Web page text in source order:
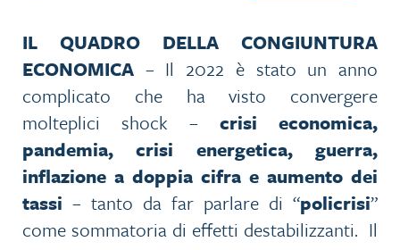
IL QUADRO DELLA CONGIUNTURA
ECONOMICA – Il 2022 è stato un anno
complicato che ha visto convergere
molteplici shock – crisi economica,
pandemia, crisi energetica, guerra,
inflazione a doppia cifra e aumento dei
tassi – tanto da far parlare di “policrisi”
come sommatoria di effetti destabilizzanti. Il